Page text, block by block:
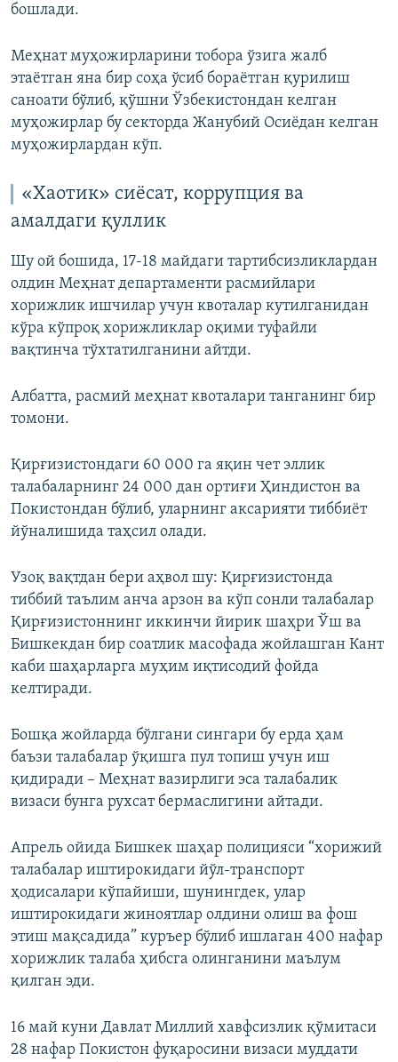
бошлади.
Меҳнат муҳожирларини тобора ўзига жалб
этаётган яна бир соҳа ўсиб бораётган қурилиш
саноати бўлиб, қўшни Ўзбекистондан келган
муҳожирлар бу секторда Жанубий Осиёдан келган
муҳожирлардан кўп.
«Хаотик» сиёсат, коррупция ва
амалдаги қуллик
Шу ой бошида, 17-18 майдаги тартибсизликлардан
олдин Меҳнат департаменти расмийлари
хорижлик ишчилар учун квоталар кутилганидан
кўра кўпроқ хорижликлар оқими туфайли
вақтинча тўхтатилганини айтди.
Албатта, расмий меҳнат квоталари танганинг бир
томони.
Қирғизистондаги 60 000 га яқин чет эллик
талабаларнинг 24 000 дан ортиғи Ҳиндистон ва
Покистондан бўлиб, уларнинг аксарияти тиббиёт
йўналишида таҳсил олади.
Узоқ вақтдан бери аҳвол шу: Қирғизистонда
тиббий таълим анча арзон ва кўп сонли талабалар
Қирғизистоннинг иккинчи йирик шаҳри Ўш ва
Бишкекдан бир соатлик масофада жойлашган Кант
каби шаҳарларга муҳим иқтисодий фойда
келтиради.
Бошқа жойларда бўлгани сингари бу ерда ҳам
баъзи талабалар ўқишга пул топиш учун иш
қидиради – Меҳнат вазирлиги эса талабалик
визаси бунга рухсат бермаслигини айтади.
Апрель ойида Бишкек шаҳар полицияси “хорижий
талабалар иштирокидаги йўл-транспорт
ҳодисалари кўпайиши, шунингдек, улар
иштирокидаги жиноятлар олдини олиш ва фош
этиш мақсадида” куръер бўлиб ишлаган 400 нафар
хорижлик талаба ҳибсга олинганини маълум
қилган эди.
16 май куни Давлат Миллий хавфсизлик қўмитаси
28 нафар Покистон фуқаросини визаси муддати